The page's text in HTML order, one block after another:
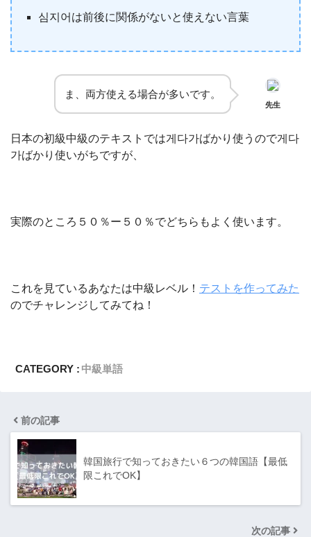
심지어は前後に関係がないと使えない言葉
ま、両方使える場合が多いです。
先生
日本の初級中級のテキストでは게다가ばかり使うので게다
가ばかり使いがちですが、
実際のところ５０％ー５０％でどちらもよく使います。
これを見ているあなたは中級レベル！ テストを作ってみた
のでチャレンジしてみてね！
CATEGORY : 中級単語
前の記事
韓国旅行で知っておきたい６つの韓国語【最低
限これでOK】
次の記事